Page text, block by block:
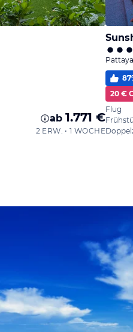
ab 1.771 €
2 ERW. • 1 WOCHE
87
20 €
Flug